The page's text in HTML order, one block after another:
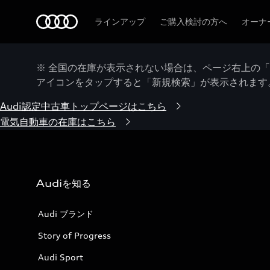
ラインアップ ご購入検討の方へ オーナ
※ 全国の在庫が表示されない場合は、ページ右上の
アイコンをタップすると「新規検索」が表示されます
Audi認定中古車トップページはこちら
電気自動車の在庫はこちら
Audiを知る
Audi ブランド
Story of Progress
Audi Sport